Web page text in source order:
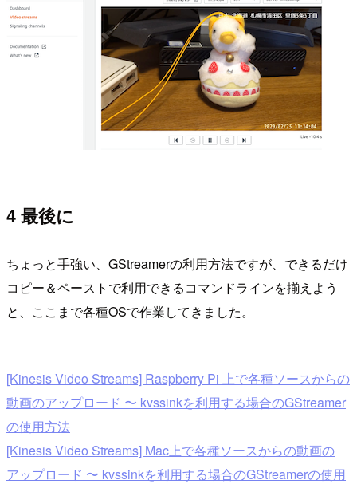
4 最後に
ちょっと手強い、GStreamerの利用方法ですが、できるだけ
コピー＆ペーストで利用できるコマンドラインを揃えよう
と、ここまで各種OSで作業してきました。
[Kinesis Video Streams] Raspberry Pi 上で各種ソースからの
動画のアップロード 〜 kvssinkを利用する場合のGStreamer
の使用方法
[Kinesis Video Streams] Mac上で各種ソースからの動画の
アップロード 〜 kvssinkを利用する場合のGStreamerの使用